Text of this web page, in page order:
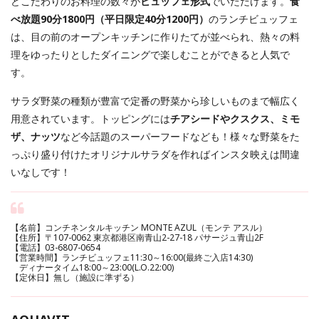
べ放題90分1800円（平日限定40分1200円） のランチビュッフェ
は、目の前のオープンキッチンに作りたてが並べられ、熱々の料
理をゆったりとしたダイニングで楽しむことができると人気で
す。
サラダ野菜の種類が豊富で定番の野菜から珍しいものまで幅広く
用意されています。トッピングにはチアシードやクスクス、ミモ
ザ、ナッツなど今話題のスーパーフードなども！様々な野菜をた
っぷり盛り付けたオリジナルサラダを作ればインスタ映えは間違
いなしです！
【名前】コンチネンタルキッチン MONTE AZUL（モンテ アスル）
【住所】〒107-0062 東京都港区南青山2-27-18 パサージュ青山2F
【電話】03-6807-0654
【営業時間】ランチビュッフェ11:30～16:00(最終ご入店14:30)
ディナータイム18:00～23:00(L.O.22:00)
【定休日】無し（施設に準ずる）